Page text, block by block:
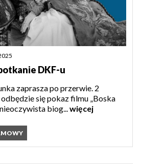
DKF-u
zaprasza po przerwie. 2
się pokaz filmu „Boska
biog...więcej